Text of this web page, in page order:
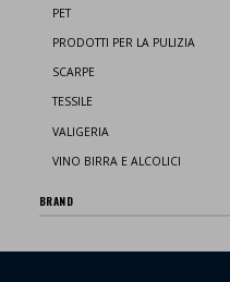
PET
PRODOTTI PER LA PULIZIA
SCARPE
TESSILE
VALIGERIA
VINO BIRRA E ALCOLICI
BRAND